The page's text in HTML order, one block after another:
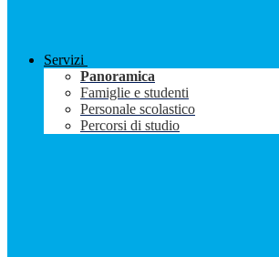
Servizi
Panoramica
Famiglie e studenti
Personale scolastico
Percorsi di studio